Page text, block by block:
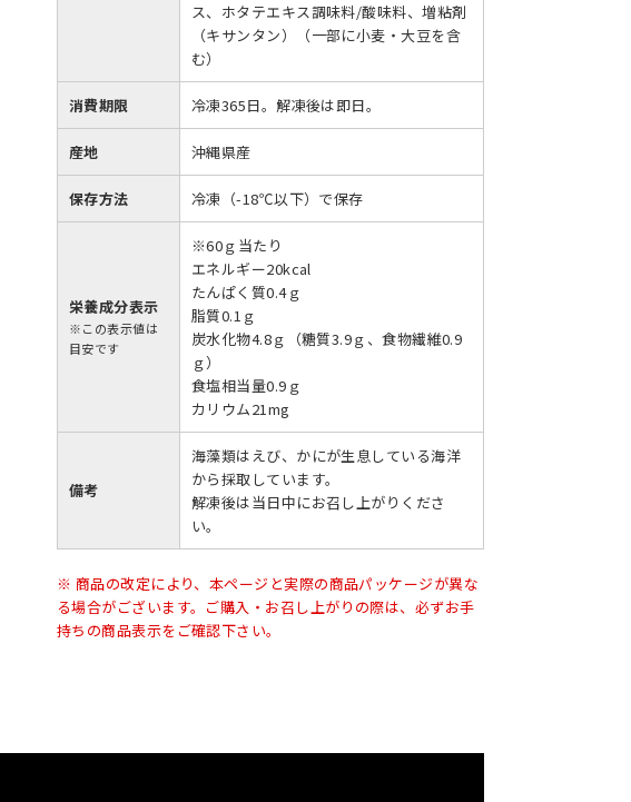
ス、ホタテエキス調味料/酸味料、増粘剤
（キサンタン）（一部に小麦・大豆を含
む）
消費期限 冷凍365日。解凍後は即日。
産地 沖縄県産
保存方法 冷凍（-18℃以下）で保存
栄養成分表示
※この表示値は
目安です
※60ｇ当たり
エネルギー20kcal
たんぱく質0.4ｇ
脂質0.1ｇ
炭水化物4.8ｇ（糖質3.9ｇ、食物繊維0.9
ｇ）
食塩相当量0.9ｇ
カリウム21mg
備考
海藻類はえび、かにが生息している海洋
から採取しています。
解凍後は当日中にお召し上がりくださ
い。
※ 商品の改定により、本ページと実際の商品パッケージが異な
る場合がございます。ご購入・お召し上がりの際は、必ずお手
持ちの商品表示をご確認下さい。